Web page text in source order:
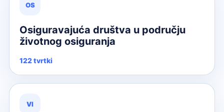
OS
Osiguravajuća društva u području
životnog osiguranja
122 tvrtki
VI